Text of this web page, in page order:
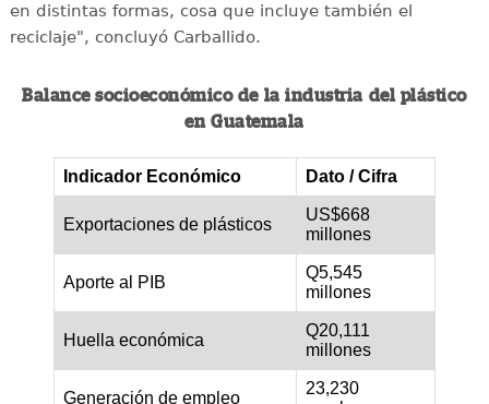
en distintas formas, cosa que incluye también el
reciclaje", concluyó Carballido.
Balance socioeconómico de la industria del plástico
en Guatemala
Indicador Económico Dato / Cifra
Exportaciones de plásticos
US$668
millones
Aporte al PIB
Q5,545
millones
Huella económica
Q20,111
millones
Generación de empleo
23,230